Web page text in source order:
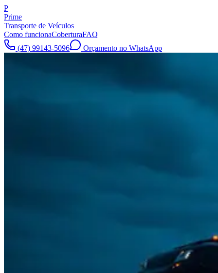
P
Prime
Transporte de Veículos
Como funcionaCoberturaFAQ
(47) 99143-5096
Orçamento no WhatsApp